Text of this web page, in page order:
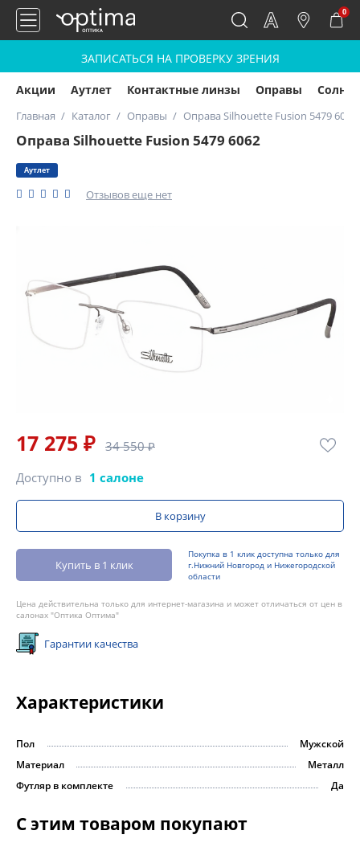
0
ЗАПИСАТЬСЯ НА ПРОВЕРКУ ЗРЕНИЯ
Акции Аутлет Контактные линзы Оправы
Главная Каталог Оправы Оправа Silhouette Fusion 5479 6062
Оправа Silhouette Fusion 5479 6062
Аутлет
Отзывов еще нет
17 275 ₽ 34 550 ₽
Доступно в 1 салоне
В корзину
Купить в 1 клик
Покупка в 1 клик доступна только для
г.Нижний Новгород и Нижегородской
области
Цена действительна только для интернет-магазина и может отличаться от цен в
салонах "Оптика Оптима"
Гарантии качества
Характеристики
Пол
Мужской
Материал
Металл
Футляр в комплекте
Да
С этим товаром покупают